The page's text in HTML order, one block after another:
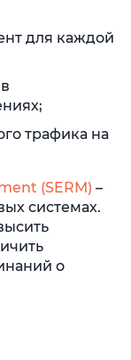
для каждой
трафика на
(SERM) –
системах.
о